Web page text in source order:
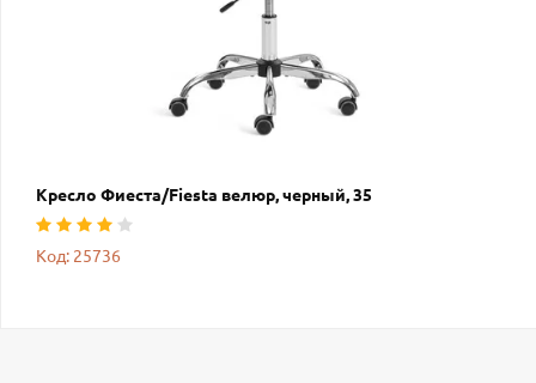
Кресло Фиеста/Fiesta велюр, черный, 35
Код: 25736